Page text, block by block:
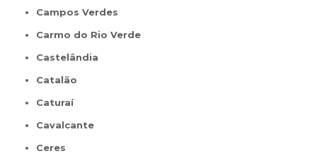
Campos Verdes
Carmo do Rio Verde
Castelândia
Catalão
Caturaí
Cavalcante
Ceres